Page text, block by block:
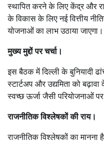
स्थापित करने के लिए केंद्र और
के विकास के लिए नई वित्तीय
योजनाओं का लाभ उठाया जाएगा।
मुख्य मुद्दों पर चर्चा।
इस बैठक में दिल्ली के बुनियादी
स्टार्टअप और उद्यमिता को
स्वच्छ ऊर्जा जैसी परियोजनाओं पर
राजनीतिक विश्लेषकों की राय।
राजनीतिक विश्लेषकों का